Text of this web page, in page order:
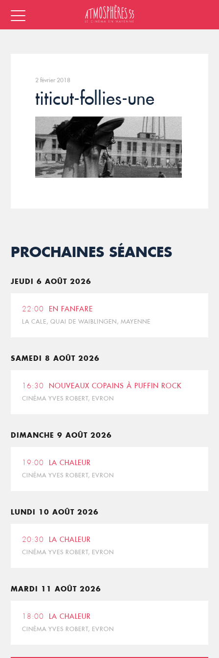
2 février 2018
titicut-follies-une
PROCHAINES SÉANCES
JEUDI 6 AOÛT 2026
22:00 EN FANFARE
LA CALE, QUAI DE WAIBLINGEN, MAYENNE
SAMEDI 8 AOÛT 2026
16:30 NOUVEAUX COPAINS À PUFFIN ROCK
CINÉMA YVES ROBERT, EVRON
DIMANCHE 9 AOÛT 2026
19:00 LA CHALEUR
CINÉMA YVES ROBERT, EVRON
LUNDI 10 AOÛT 2026
20:30 LA CHALEUR
CINÉMA YVES ROBERT, EVRON
MARDI 11 AOÛT 2026
18:00 LA CHALEUR
CINÉMA YVES ROBERT, EVRON